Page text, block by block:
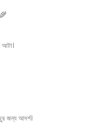
আটা।
জন্য আদর্শ।